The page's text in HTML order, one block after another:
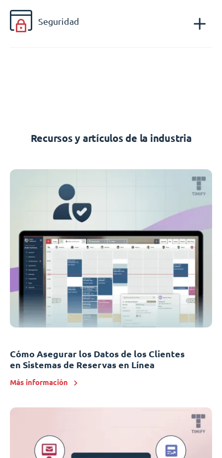
Seguridad
Recursos y artículos de la industria
Cómo Asegurar los Datos de los Clientes
en Sistemas de Reservas en Línea
Más información